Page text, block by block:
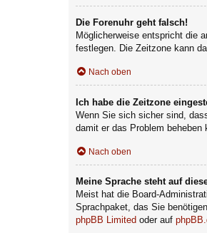
Die Forenuhr geht falsch!
Möglicherweise entspricht die
festlegen. Die Zeitzone kann
Nach oben
Ich habe die Zeitzone
Wenn Sie sich sicher sind,
damit er das Problem beheben
Nach oben
Meine Sprache steht auf
Meist hat die Board-
Sprachpaket, das Sie
phpBB Limited oder auf